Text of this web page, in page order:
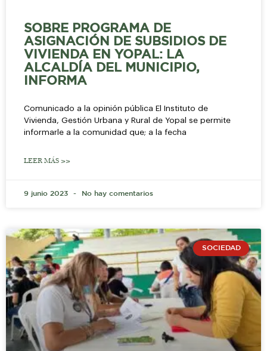
SOBRE PROGRAMA DE
ASIGNACIÓN DE SUBSIDIOS DE
VIVIENDA EN YOPAL: LA
ALCALDÍA DEL MUNICIPIO,
INFORMA
Comunicado a la opinión pública El Instituto de
Vivienda, Gestión Urbana y Rural de Yopal se permite
informarle a la comunidad que; a la fecha
LEER MÁS >>
9 junio 2023 No hay comentarios
SOCIEDAD